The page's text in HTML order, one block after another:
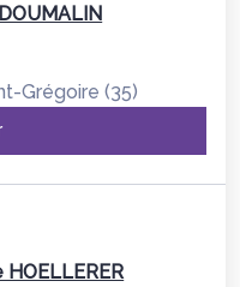
Grégoire (35)